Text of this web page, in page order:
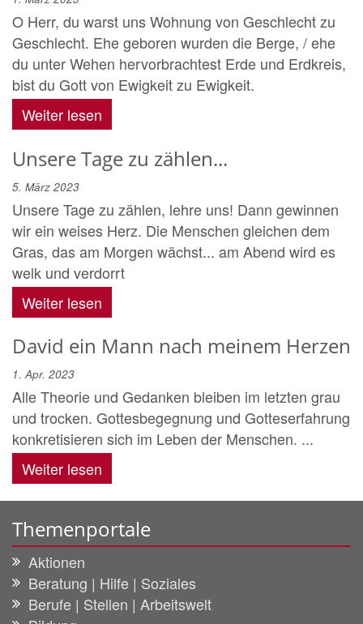
O Herr, du warst uns Wohnung von Geschlecht zu
Geschlecht. Ehe geboren wurden die Berge, / ehe
du unter Wehen hervorbrachtest Erde und Erdkreis,
bist du Gott von Ewigkeit zu Ewigkeit.
Weiter lesen
Unsere Tage zu zählen...
5. März 2023
Unsere Tage zu zählen, lehre uns! Dann gewinnen
wir ein weises Herz. Die Menschen gleichen dem
Gras, das am Morgen wächst... am Abend wird es
welk und verdorrt
Weiter lesen
David ein Mann nach meinem Herzen
1. Apr. 2023
Alle Theorie und Gedanken bleiben im letzten grau
und trocken. Gottesbegegnung und Gotteserfahrung
konkretisieren sich im Leben der Menschen. ...
Weiter lesen
Themenportale
Aktionen
Beratung | Hilfe | Soziales
Berufe | Stellen | Arbeitswelt